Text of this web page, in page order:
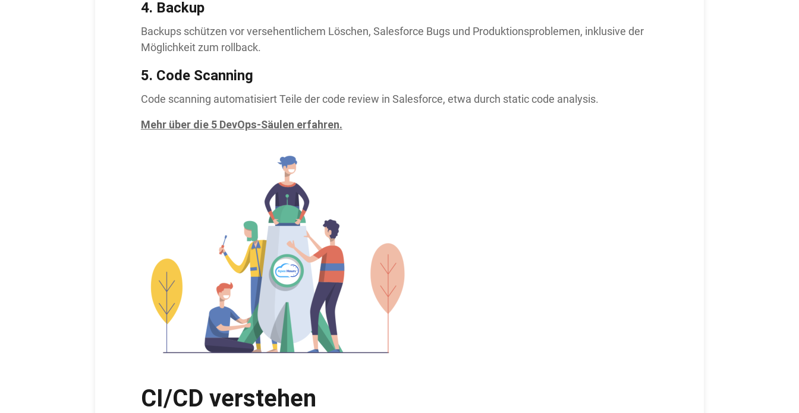
4. Backup
Backups schützen vor versehentlichem Löschen, Salesforce Bugs und Produktionsproblemen, inklusive der
Möglichkeit zum rollback.
5. Code Scanning
Code scanning automatisiert Teile der code review in Salesforce, etwa durch static code analysis.
Mehr über die 5 DevOps-Säulen erfahren.
CI/CD verstehen